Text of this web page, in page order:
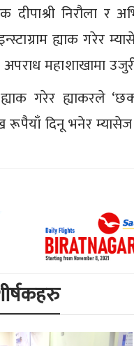
दीपाश्री
ह्याक गरेर
अपराध महाशाखामा
गरेर ह्याकरले
रूपैयाँ दिनू भनेर